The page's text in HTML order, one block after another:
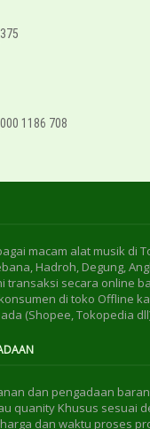
1186 708
macam alat musik di
Hadroh, Degung,
transaksi secara online
di toko Offline
(Shopee, Tokopedia
dan pengadaan
quanity Khusus sesuai
dan waktu proses